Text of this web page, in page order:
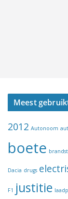
Meest
2012 Autonoom
boete
Dacia drugs
F1 justitie